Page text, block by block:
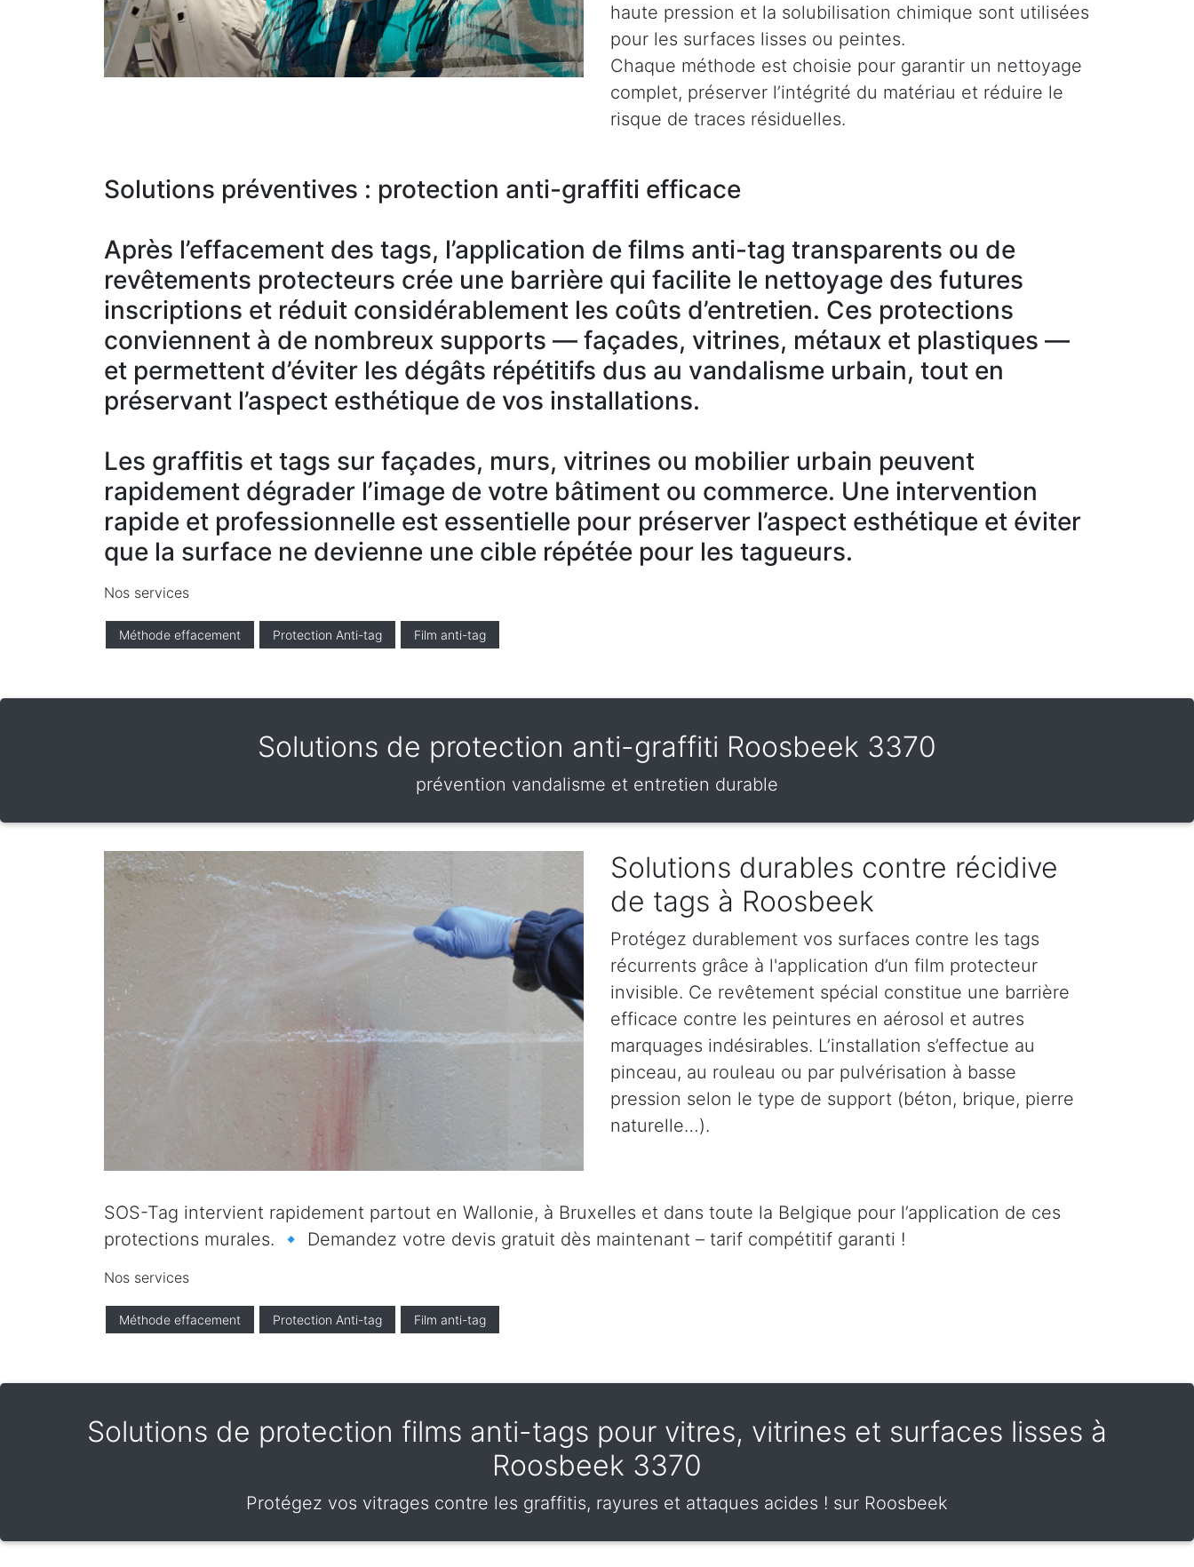
haute pression et la solubilisation chimique sont utilisées
pour les surfaces lisses ou peintes.
Chaque méthode est choisie pour garantir un nettoyage
complet, préserver l’intégrité du matériau et réduire le
risque de traces résiduelles.
Solutions préventives : protection anti-graffiti efficace
Après l’effacement des tags, l’application de films anti-tag transparents ou de
revêtements protecteurs crée une barrière qui facilite le nettoyage des futures
inscriptions et réduit considérablement les coûts d’entretien. Ces protections
conviennent à de nombreux supports — façades, vitrines, métaux et plastiques —
et permettent d’éviter les dégâts répétitifs dus au vandalisme urbain, tout en
préservant l’aspect esthétique de vos installations.
Les graffitis et tags sur façades, murs, vitrines ou mobilier urbain peuvent
rapidement dégrader l’image de votre bâtiment ou commerce. Une intervention
rapide et professionnelle est essentielle pour préserver l’aspect esthétique et éviter
que la surface ne devienne une cible répétée pour les tagueurs.
Nos services
Méthode effacement Protection Anti-tag Film anti-tag
Solutions de protection anti-graffiti Roosbeek 3370
prévention vandalisme et entretien durable
Solutions durables contre récidive
de tags à Roosbeek
Protégez durablement vos surfaces contre les tags
récurrents grâce à l'application d’un film protecteur
invisible. Ce revêtement spécial constitue une barrière
efficace contre les peintures en aérosol et autres
marquages indésirables. L’installation s’effectue au
pinceau, au rouleau ou par pulvérisation à basse
pression selon le type de support (béton, brique, pierre
naturelle…).
SOS-Tag intervient rapidement partout en Wallonie, à Bruxelles et dans toute la Belgique pour l’application de ces
protections murales. 🔹 Demandez votre devis gratuit dès maintenant – tarif compétitif garanti !
Nos services
Méthode effacement Protection Anti-tag Film anti-tag
Solutions de protection films anti-tags pour vitres, vitrines et surfaces lisses à
Roosbeek 3370
Protégez vos vitrages contre les graffitis, rayures et attaques acides ! sur Roosbeek